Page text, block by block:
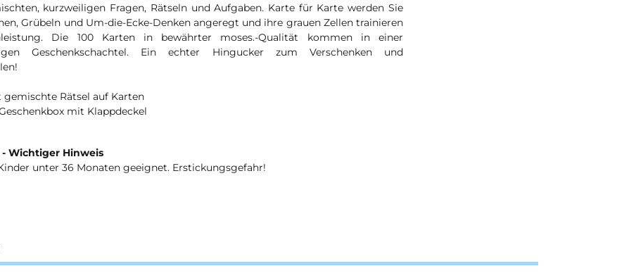
kurzweiligen Fragen, Rätseln und Aufgaben. Karte für Karte werden Sie
Grübeln und Um-die-Ecke-Denken angeregt und ihre grauen Zellen trainieren
Die 100 Karten in bewährter moses.-Qualität kommen in einer
Geschenkschachtel. Ein echter Hingucker zum Verschenken und
gemischte Rätsel auf Karten
mit Klappdeckel
Wichtiger Hinweis
unter 36 Monaten geeignet. Erstickungsgefahr!